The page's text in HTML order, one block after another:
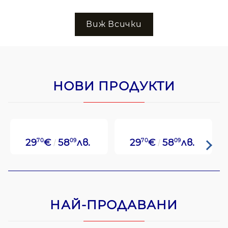
Виж Всички
НОВИ ПРОДУКТИ
2970€ 5809лв. 2970€ 5809лв.
НАЙ-ПРОДАВАНИ